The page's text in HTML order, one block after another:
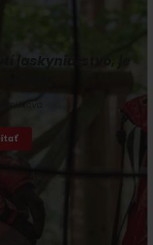
jaskyniarstvo, je